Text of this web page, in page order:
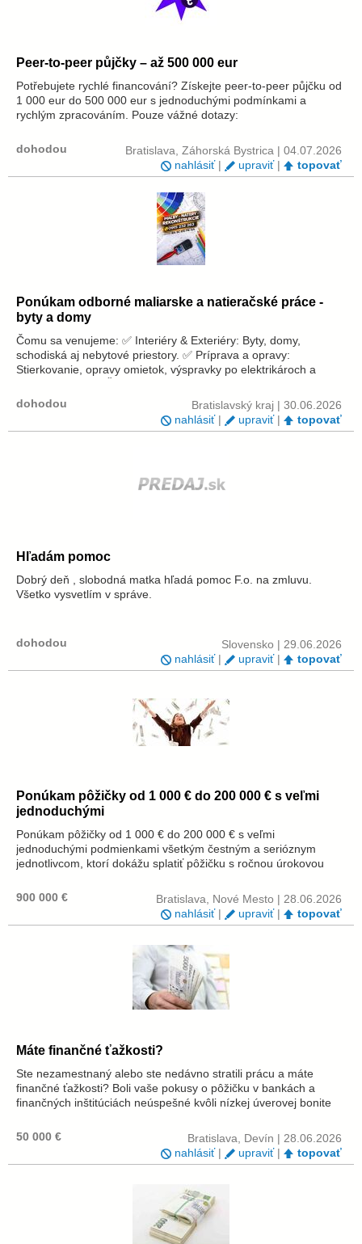
Peer-to-peer půjčky – až 500 000 eur
Potřebujete rychlé financování? Získejte peer-to-peer půjčku od
1 000 eur do 500 000 eur s jednoduchými podmínkami a
rychlým zpracováním. Pouze vážné dotazy:
dohodou
Bratislava, Záhorská Bystrica | 04.07.2026
nahlásiť| upraviť| topovať
Ponúkam odborné maliarske a natieračské práce -
byty a domy
Čomu sa venujeme: ✅ Interiéry & Exteriéry: Byty, domy,
schodiská aj nebytové priestory. ✅ Príprava a opravy:
Stierkovanie, opravy omietok, výspravky po elektrikároch a
protiplesňové ná...
dohodou
Bratislavský kraj | 30.06.2026
nahlásiť| upraviť| topovať
Hľadám pomoc
Dobrý deň , slobodná matka hľadá pomoc F.o. na zmluvu.
Všetko vysvetlím v správe.
dohodou
Slovensko | 29.06.2026
nahlásiť| upraviť| topovať
Ponúkam pôžičky od 1 000 € do 200 000 € s veľmi
jednoduchými
Ponúkam pôžičky od 1 000 € do 200 000 € s veľmi
jednoduchými podmienkami všetkým čestným a serióznym
jednotlivcom, ktorí dokážu splatiť pôžičku s ročnou úrokovou
peer-to-peer pôžičky všetkých druho...
900 000 €
Bratislava, Nové Mesto | 28.06.2026
nahlásiť| upraviť| topovať
Máte finančné ťažkosti?
Ste nezamestnaný alebo ste nedávno stratili prácu a máte
finančné ťažkosti? Boli vaše pokusy o pôžičku v bankách a
finančných inštitúciách neúspešné kvôli nízkej úverovej bonite
zraniteľnejšími. Kont...
50 000 €
Bratislava, Devín | 28.06.2026
nahlásiť| upraviť| topovať